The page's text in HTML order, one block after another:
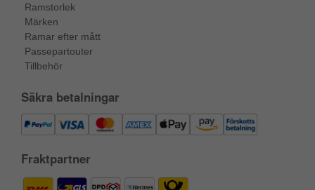
Ramstorlek
Märken
Ramar efter mått
Passepartouter
Tillbehör
Säkra betalningar
Fraktpartner